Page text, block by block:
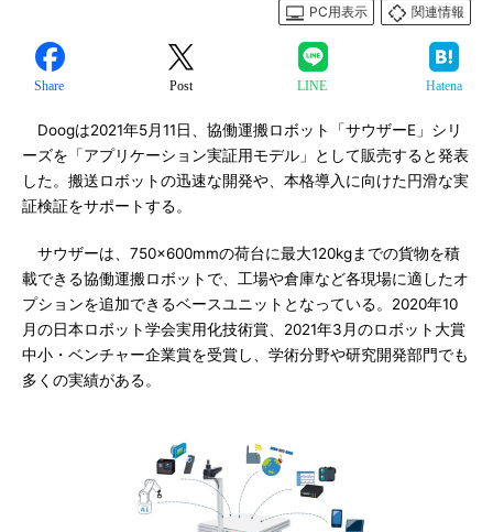
PC用表示
関連情報
Share Post LINE Hatena
Doogは2021年5月11日、協働運搬ロボット「サウザーE」シリ
ーズを「アプリケーション実証用モデル」として販売すると発表
した。搬送ロボットの迅速な開発や、本格導入に向けた円滑な実
証検証をサポートする。
サウザーは、750×600mmの荷台に最大120kgまでの貨物を積
載できる協働運搬ロボットで、工場や倉庫など各現場に適したオ
プションを追加できるベースユニットとなっている。2020年10
月の日本ロボット学会実用化技術賞、2021年3月のロボット大賞
中小・ベンチャー企業賞を受賞し、学術分野や研究開発部門でも
多くの実績がある。